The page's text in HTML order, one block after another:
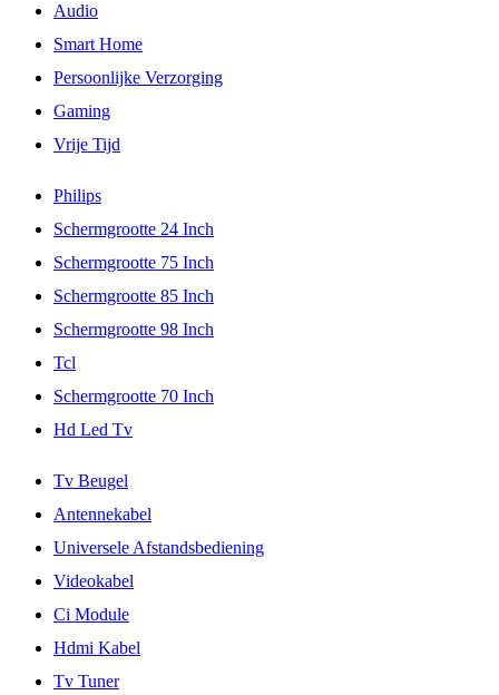
Audio
Smart Home
Persoonlijke Verzorging
Gaming
Vrije Tijd
Philips
Schermgrootte 24 Inch
Schermgrootte 75 Inch
Schermgrootte 85 Inch
Schermgrootte 98 Inch
Tcl
Schermgrootte 70 Inch
Hd Led Tv
Tv Beugel
Antennekabel
Universele Afstandsbediening
Videokabel
Ci Module
Hdmi Kabel
Tv Tuner